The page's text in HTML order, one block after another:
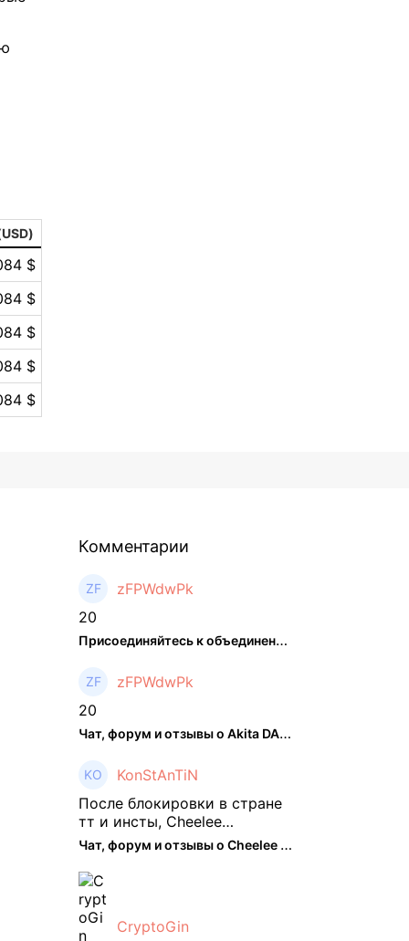
$
$
$
$
$
Комментарии
zFPWdwPk
20
Присоединяйтесь к объединенном ...
zFPWdwPk
20
Чат, форум и отзывы о Akita DAO (HACHI) - The Hedger
KonStAnTiN
После блокировки в стране
тт и инсты, Cheelee
пришелся как нельзя кстати.
Классно что его можно
юзать без так уже всем
надоевшего vpn. Сейчас
просто чилю и наслаждаюсь
др ...
Чат, форум и отзывы о Cheelee (CHEELEE) - The Hedger
CryptoGin